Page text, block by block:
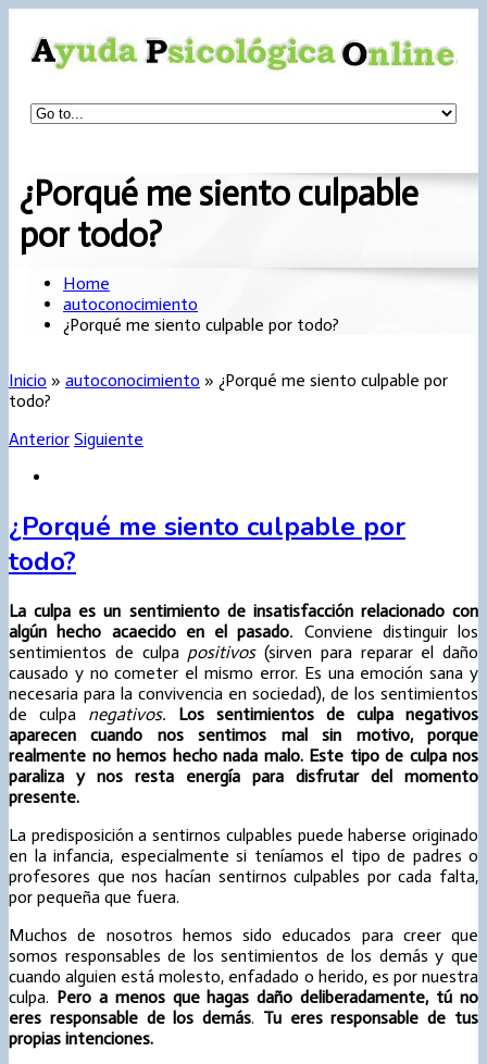
¿Porqué me siento culpable
por todo?
Home
autoconocimiento
¿Porqué me siento culpable por todo?
Inicio » autoconocimiento » ¿Porqué me siento culpable por
todo?
Anterior Siguiente
¿Porqué me siento culpable por
todo?
La culpa es un sentimiento de insatisfacción relacionado con
algún hecho acaecido en el pasado. Conviene distinguir los
sentimientos de culpa positivos (sirven para reparar el daño
causado y no cometer el mismo error. Es una emoción sana y
necesaria para la convivencia en sociedad), de los sentimientos
de culpa negativos. Los sentimientos de culpa negativos
aparecen cuando nos sentimos mal sin motivo, porque
realmente no hemos hecho nada malo. Este tipo de culpa nos
paraliza y nos resta energía para disfrutar del momento
presente.
La predisposición a sentirnos culpables puede haberse originado
en la infancia, especialmente si teníamos el tipo de padres o
profesores que nos hacían sentirnos culpables por cada falta,
por pequeña que fuera.
Muchos de nosotros hemos sido educados para creer que
somos responsables de los sentimientos de los demás y que
cuando alguien está molesto, enfadado o herido, es por nuestra
culpa. Pero a menos que hagas daño deliberadamente, tú no
eres responsable de los demás. Tu eres responsable de tus
propias intenciones.